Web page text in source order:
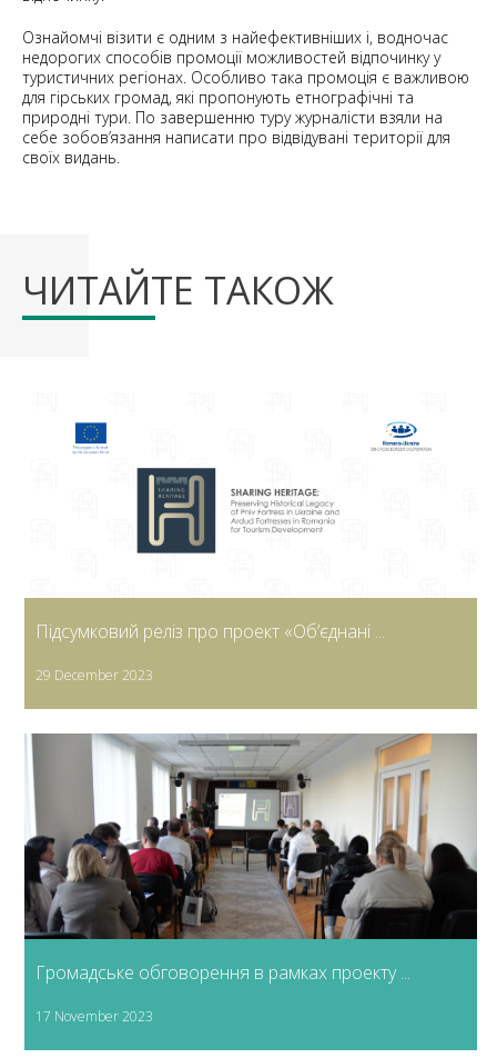
Ознайомчі візити є одним з найефективніших і, водночас
недорогих способів промоції можливостей відпочинку у
туристичних регіонах. Особливо така промоція є важливою
для гірських громад, які пропонують етнографічні та
природні тури. По завершенню туру журналісти взяли на
себе зобов’язання написати про відвідувані території для
своїх видань.
ЧИТАЙТЕ ТАКОЖ
Підсумковий реліз про проект «Об’єднані ...
29 December 2023
Громадське обговорення в рамках проекту ...
17 November 2023